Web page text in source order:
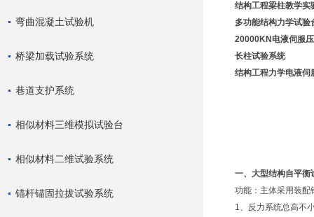
弯曲混凝土试验机
桥梁加载试验系统
巷道支护系统
相似材料三维模拟试验台
相似材料二维试验系统
锚杆锚固拉拔试验系统
结构工程梁柱教学实
多功能结构力学试验
20000KN电液伺服
长柱试验系统
结构工程力学电液伺
一、 大型结构自平衡
功能：主体采用装配
1、反力系统总高不